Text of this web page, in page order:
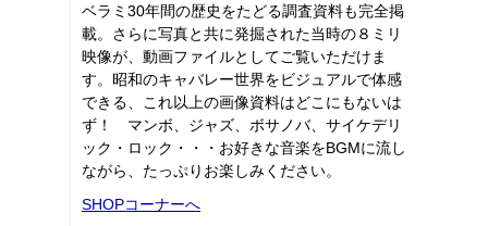
ベラミ30年間の歴史をたどる調査資料も完全掲
載。さらに写真と共に発掘された当時の８ミリ
映像が、動画ファイルとしてご覧いただけま
す。昭和のキャバレー世界をビジュアルで体感
できる、これ以上の画像資料はどこにもないは
ず！ マンボ、ジャズ、ボサノバ、サイケデリ
ック・ロック・・・お好きな音楽をBGMに流し
ながら、たっぷりお楽しみください。
SHOPコーナーへ